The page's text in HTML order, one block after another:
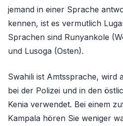
jemand in einer Sprache
kennen, ist es vermutlich
Sprachen sind Runyankole
und Lusoga (Osten).
Swahili ist Amtssprache, wird
bei der Polizei und in den
Kenia verwendet. Bei einem
Kampala hören Sie weniger